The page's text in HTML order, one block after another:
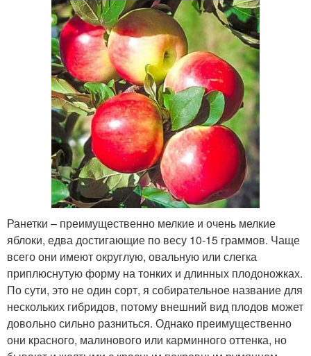
Ранетки – преимущественно мелкие и очень мелкие
яблоки, едва достигающие по весу 10-15 граммов. Чаще
всего они имеют округлую, овальную или слегка
приплюснутую форму на тонких и длинных плодоножках.
По сути, это не один сорт, я собирательное название для
нескольких гибридов, потому внешний вид плодов может
довольно сильно разниться. Однако преимущественно
они красного, малинового или карминного оттенка, но